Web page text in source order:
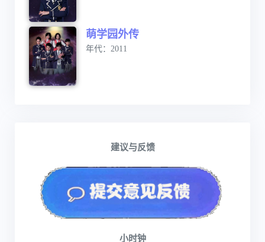
萌学园外传
年代：2011
建议与反馈
小时钟